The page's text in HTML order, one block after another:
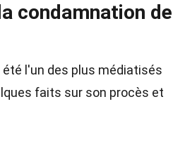
condamnation de
été l'un des plus médiatisés
faits sur son procès et